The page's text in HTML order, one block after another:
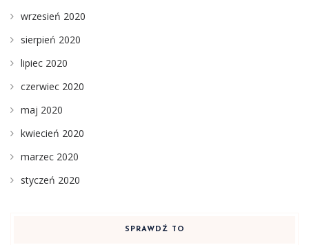
wrzesień 2020
sierpień 2020
lipiec 2020
czerwiec 2020
maj 2020
kwiecień 2020
marzec 2020
styczeń 2020
SPRAWDŹ TO